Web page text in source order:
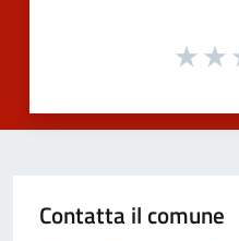
Contatta il comune